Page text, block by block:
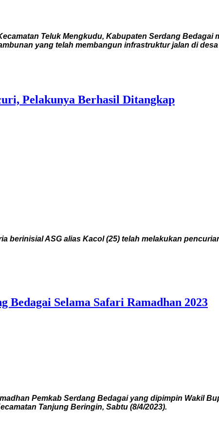
Teluk Mengkudu, Kabupaten Serdang
yang telah membangun infrastruktur jalan di
Pelakunya Berhasil Ditangkap
berinisial ASG alias Kacol (25) telah melakukan
Selama Safari Ramadhan 2023
Pemkab Serdang Bedagai yang dipimpin Wakil
Tanjung Beringin, Sabtu (8/4/2023).